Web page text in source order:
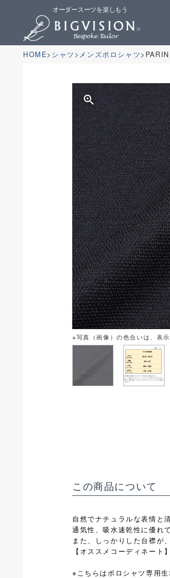
オーダースーツを楽しもう
HOME シャツ メンズポロシャツ
zoom_in
※写真（画像）の色合いは、表
この商品について
自然でナチュラルな表情と
通気性、吸水速乾性に優れ
また、しっかりした台襟が
【オススメコーディネー
※こちらはポロシャツ専用生